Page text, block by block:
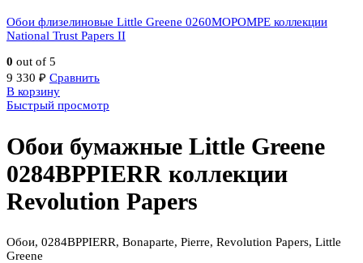
Обои флизелиновые Little Greene 0260MOPOMPE коллекции
National Trust Papers II
0 out of 5
9 330 ₽ Сравнить
В корзину
Быстрый просмотр
Обои бумажные Little Greene
0284BPPIERR коллекции
Revolution Papers
Обои, 0284BPPIERR, Bonaparte, Pierre, Revolution Papers, Little
Greene